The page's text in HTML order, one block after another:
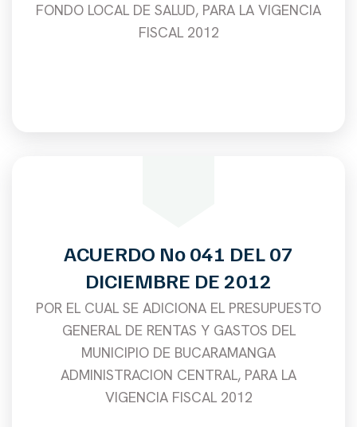
FONDO LOCAL DE SALUD, PARA LA VIGENCIA
FISCAL 2012
ACUERDO No 041 DEL 07
DICIEMBRE DE 2012
POR EL CUAL SE ADICIONA EL PRESUPUESTO
GENERAL DE RENTAS Y GASTOS DEL
MUNICIPIO DE BUCARAMANGA
ADMINISTRACION CENTRAL, PARA LA
VIGENCIA FISCAL 2012